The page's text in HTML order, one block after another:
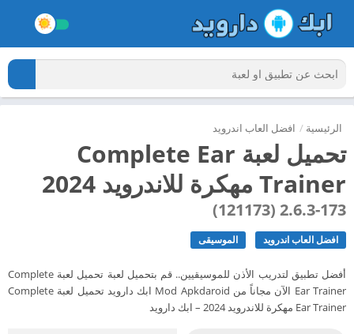
الرئيسية / افضل العاب اندرويد
تحميل لعبة Complete Ear
Trainer مهكرة للاندرويد 2024
2.6.3-173 (121173)
افضل العاب اندرويد الموسيقى
أفضل تطبيق لتدريب الأذن للموسيقيين.. قم بتحميل لعبة تحميل لعبة Complete
Ear Trainer الآن مجاناً من Mod Apkdaroid ابك دارويد تحميل لعبة Complete
Ear Trainer مهكرة للاندرويد 2024 – ابك دارويد